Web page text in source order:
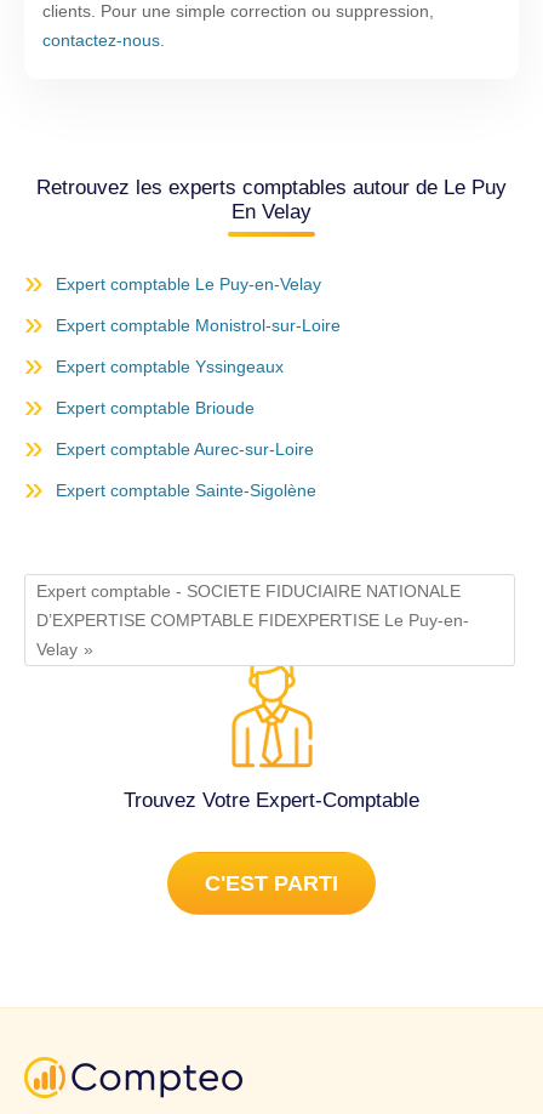
clients. Pour une simple correction ou suppression,
contactez-nous
Retrouvez les experts comptables autour de Le Puy
En Velay
Expert comptable Le Puy-en-Velay
Expert comptable Monistrol-sur-Loire
Expert comptable Yssingeaux
Expert comptable Brioude
Expert comptable Aurec-sur-Loire
Expert comptable Sainte-Sigolène
Expert comptable - SOCIETE FIDUCIAIRE NATIONALE
D’EXPERTISE COMPTABLE FIDEXPERTISE Le Puy-en-
Velay
Trouvez Votre Expert-Comptable
C'EST PARTI